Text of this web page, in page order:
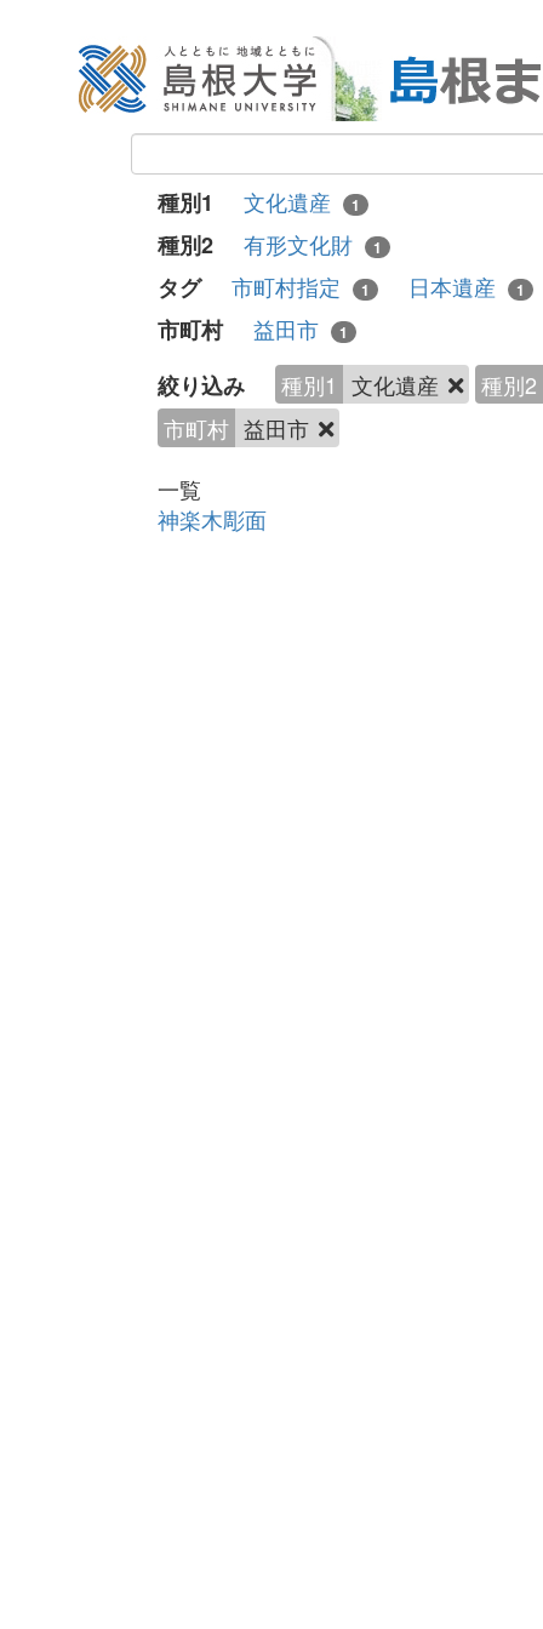
種別1 文化遺産 1
種別2 有形文化財 1
タグ 市町村指定 1 日本遺産 1
市町村 益田市 1
絞り込み 種別1 文化遺産
種別2
市町村 益田市
一覧
神楽木彫面